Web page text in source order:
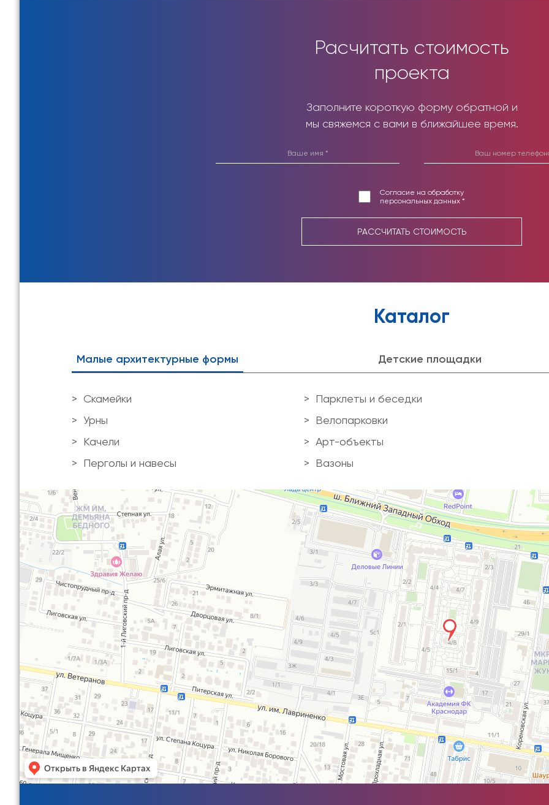
Расчитать стоимость
проекта
Заполните короткую форму обратной и
мы свяжемся с вами в ближайшее время.
Согласие на обработку
персональных данных *
РАССЧИТАТЬ СТОИМОСТЬ
Каталог
Малые архитектурные формы Детские площадки
Скамейки
Урны
Качели
Перголы и навесы
Парклеты и беседки
Велопарковки
Арт-объекты
Вазоны